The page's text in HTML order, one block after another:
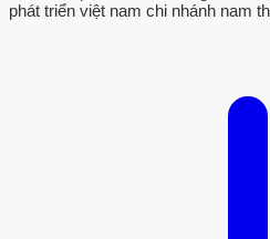
phát triển việt nam chi nhánh nam